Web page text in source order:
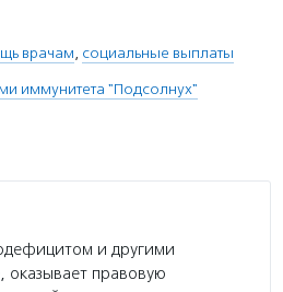
врачам, социальные выплаты
иммунитета "Подсолнух"
и другими
оказывает правовую